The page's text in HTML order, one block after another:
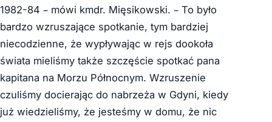
1982-84 – mówi kmdr. Mięsikowski. – To było
bardzo wzruszające spotkanie, tym bardziej
niecodzienne, że wypływając w rejs dookoła
świata mieliśmy także szczęście spotkać pana
kapitana na Morzu Północnym. Wzruszenie
czuliśmy docierając do nabrzeża w Gdyni, kiedy
już wiedzieliśmy, że jesteśmy w domu, że nic